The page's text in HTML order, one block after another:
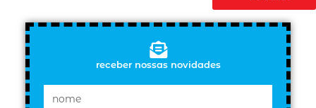
receber nossas novidades